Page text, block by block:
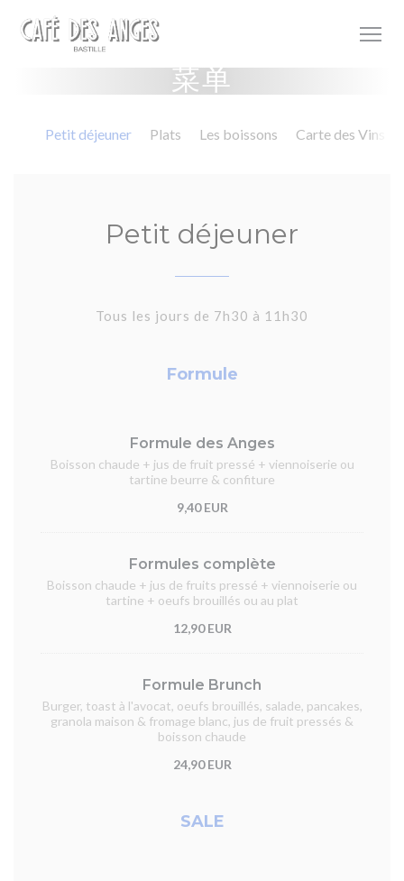
菜单
Petit déjeuner Plats Les boissons Carte des Vins
Petit déjeuner
Tous les jours de 7h30 à 11h30
Formule
Formule des Anges
Boisson chaude + jus de fruit pressé + viennoiserie ou
tartine beurre & confiture
9,40 EUR
Formules complète
Boisson chaude + jus de fruits pressé + viennoiserie ou
tartine + oeufs brouillés ou au plat
12,90 EUR
Formule Brunch
Burger, toast à l'avocat, oeufs brouillés, salade, pancakes,
granola maison & fromage blanc, jus de fruit pressés &
boisson chaude
24,90 EUR
SALE